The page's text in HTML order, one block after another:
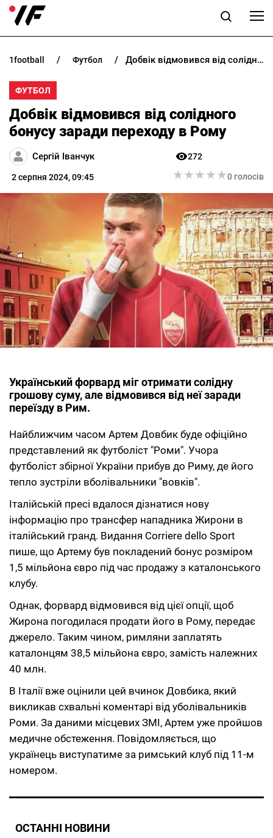
НОВИНИ
ПРОГНОЗИ
БУКМЕКЕРИ
КАЗИНО
РІЗНЕ
1football футбол Добвік відмовився від солідного бонусу заради переходу в Рому
ФУТБОЛ
Добвік відмовився від солідного
бонусу заради переходу в Рому
Сергій Іванчук
2 серпня 2024, 09:45
272
★★★★★
★★★★★0 голосів
Український форвард міг отримати солідну
грошову суму, але відмовився від неї заради
переїзду в Рим.
Найближчим часом Артем Довбик буде офіційно
представлений як футболіст "Роми". Учора
футболіст збірної України прибув до Риму, де його
тепло зустріли вболівальники "вовків".
Італійській пресі вдалося дізнатися нову
інформацію про трансфер нападника Жирони в
італійський гранд. Видання Corriere dello Sport
пише, що Артему був покладений бонус розміром
1,5 мільйона євро під час продажу з каталонського
клубу.
Однак, форвард відмовився від цієї опції, щоб
Жирона погодилася продати його в Рому, передає
джерело. Таким чином, римляни заплатять
каталонцям 38,5 мільйона євро, замість належних
40 млн.
В Італії вже оцінили цей вчинок Довбика, який
викликав схвальні коментарі від уболівальників
Роми. За даними місцевих ЗМІ, Артем уже пройшов
медичне обстеження. Повідомляється, що
українець виступатиме за римський клуб під 11-м
номером.
ОСТАННІ НОВИНИ